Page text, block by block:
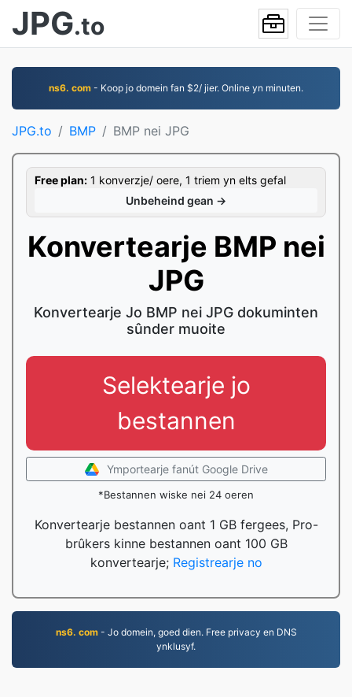
JPG.to
ns6. com - Koop jo domein fan $2/ jier. Online yn minuten.
JPG.to BMP BMP nei JPG
Free plan: 1 konverzje/ oere, 1 triem yn elts gefal
Unbeheind gean →
Konvertearje BMP nei
JPG
Konvertearje Jo BMP nei JPG dokuminten
sûnder muoite
Selektearje jo
bestannen
Ymportearje fanút Google Drive
*Bestannen wiske nei 24 oeren
Konvertearje bestannen oant 1 GB fergees, Pro-
brûkers kinne bestannen oant 100 GB
konvertearje; Registrearje no
ns6. com- Jo domein, goed dien. Free privacy en DNS
ynklusyf.